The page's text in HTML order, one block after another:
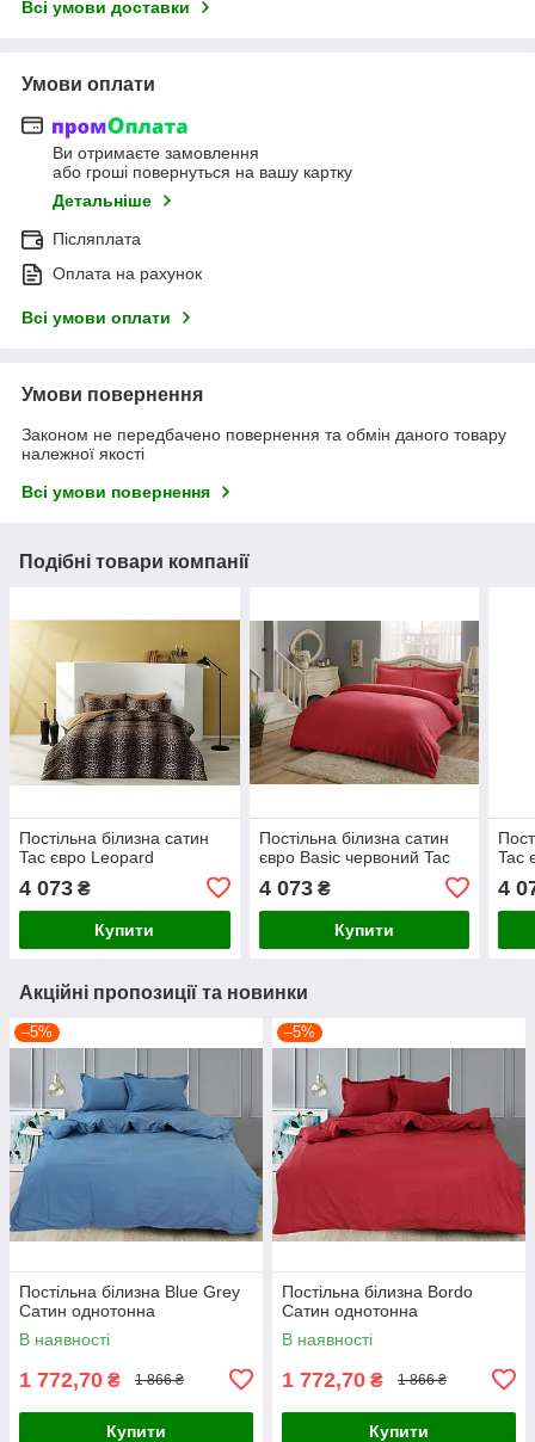
Всі умови доставки
Умови оплати
Ви отримаєте замовлення
або гроші повернуться на вашу картку
Детальніше
Післяплата
Оплата на рахунок
Всі умови оплати
Умови повернення
Законом не передбачено повернення та обмін даного товару
належної якості
Всі умови повернення
Подібні товари компанії
Постільна білизна сатин
Tac євро Leopard
4 073 ₴
Купити
Постільна білизна сатин
євро Basic червоний Tac
4 073₴
Купити
Tac
4
Акційні пропозиції та новинки
–5%
Постільна білизна Blue Grey
Сатин однотонна
В наявності
1 772,70 ₴ 1 866 ₴
Купити
–5%
Постільна білизна Bordo
Сатин однотонна
В наявності
1 772,70 ₴ 1 866 ₴
Купити